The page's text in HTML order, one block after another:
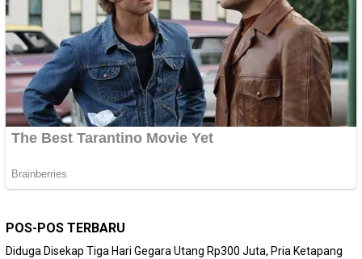
POS-POS TERBARU
Diduga Disekap Tiga Hari Gegara Utang Rp300 Juta, Pria Ketapang